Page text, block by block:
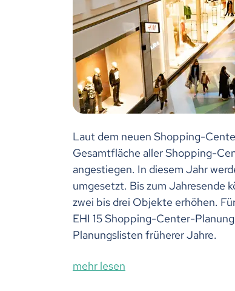
Laut dem neuen Shopping-
Gesamtfläche aller Shopping-
angestiegen. In diesem Jahr
umgesetzt. Bis zum Jahresende
zwei bis drei Objekte erhöhen.
EHI 15 Shopping-Center-
Planungslisten früherer Jahre.
mehr lesen